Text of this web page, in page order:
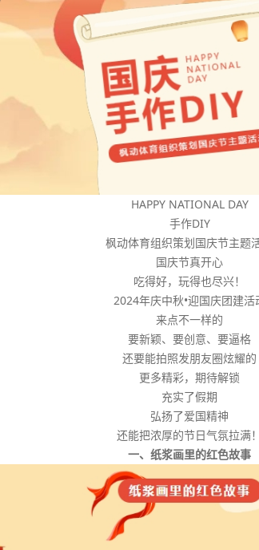
HAPPY NATIONAL DAY
手作DIY
枫动体育组织策划国庆节主题
国庆节真开心
吃得好，玩得也尽兴！
2024年庆中秋•迎国庆团建活
来点不一样的
要新颖、要创意、要逼格
还要能拍照发朋友圈炫耀的
更多精彩，期待解锁
充实了假期
弘扬了爱国精神
还能把浓厚的节日气氛拉满！
一、纸浆画里的红色故事